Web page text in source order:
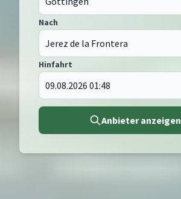
Nach
Hinfahrt
Anbieter anzeigen